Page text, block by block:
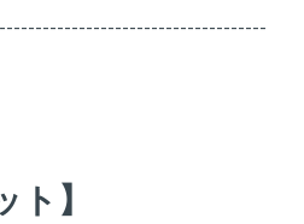
ト】